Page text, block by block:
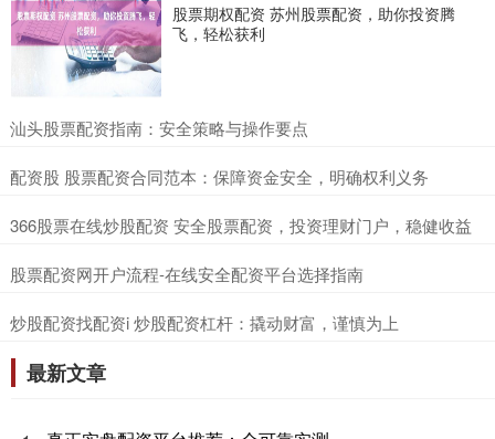
股票期权配资 苏州股票配资，助你投资腾
飞，轻松获利
​汕头股票配资指南：安全策略与操作要点
​配资股 股票配资合同范本：保障资金安全，明确权利义务
​366股票在线炒股配资 安全股票配资，投资理财门户，稳健收益
​股票配资网开户流程-在线安全配资平台选择指南
​炒股配资找配资i 炒股配资杠杆：撬动财富，谨慎为上
最新文章